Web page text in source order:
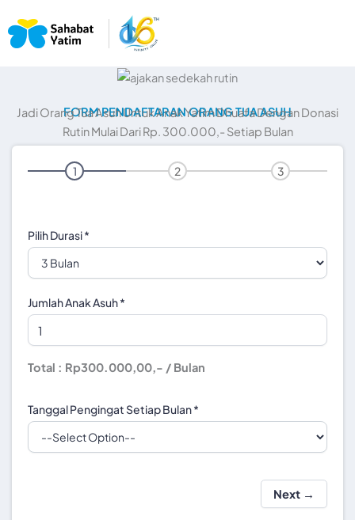
to
content
FORM PENDAFTARAN ORANG TUA ASUH
Jadi Orang Tua Asuh Untuk Anak Yatim Dhuafa Dengan Donasi
Rutin Mulai Dari Rp. 300.000,- Setiap Bulan
1 2 3
Pilih Durasi*
Jumlah Anak Asuh*
Total : Rp300.000,00,- / Bulan
Tanggal Pengingat Setiap Bulan*
Next →